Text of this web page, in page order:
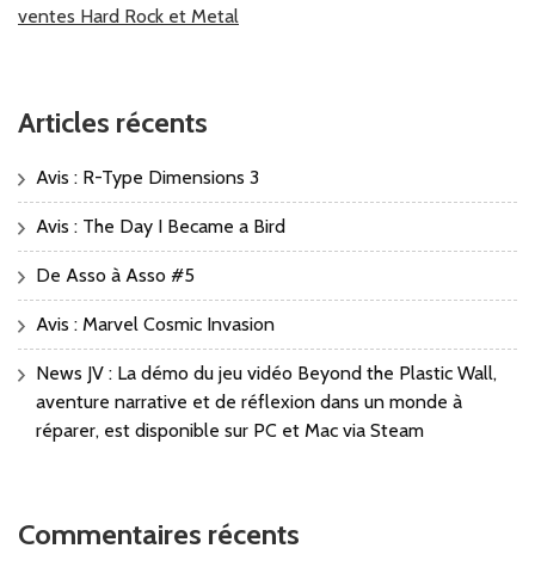
ventes Hard Rock et Metal
Articles récents
Avis : R-Type Dimensions 3
Avis : The Day I Became a Bird
De Asso à Asso #5
Avis : Marvel Cosmic Invasion
News JV : La démo du jeu vidéo Beyond the Plastic Wall,
aventure narrative et de réflexion dans un monde à
réparer, est disponible sur PC et Mac via Steam
Commentaires récents